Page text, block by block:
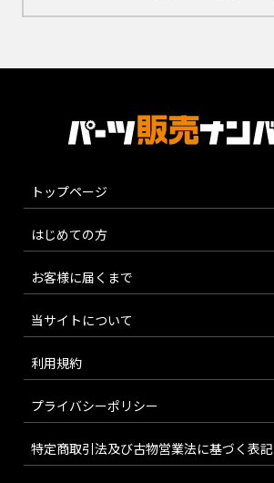
トップページ
はじめての方
お客様に届くまで
当サイトについて
利用規約
プライバシーポリシー
特定商取引法及び古物営業法に基づく表記